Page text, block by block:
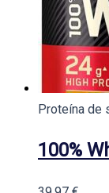
Proteína de
100%